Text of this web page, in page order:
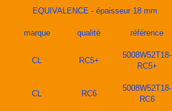
EQUIVALENCE - épaisseur 18 mm
marque qualité référence
CL RC5+
5008W52T18-
RC5+
CL RC6
5008W52T18-
RC6